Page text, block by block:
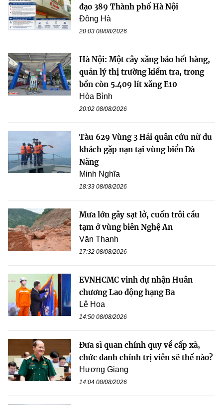
đạo 389 Thành phố Hà Nội
Đông Hà
20:03 08/08/2026
Hà Nội: Một cây xăng báo hết hàng,
quản lý thị trường kiểm tra, trong
bồn còn 5.409 lít xăng E10
Hòa Bình
20:02 08/08/2026
Tàu 629 Vùng 3 Hải quân cứu nữ du
khách gặp nạn tại vùng biển Đà
Nẵng
Minh Nghĩa
18:33 08/08/2026
Mưa lớn gây sạt lở, cuốn trôi cầu
tạm ở vùng biên Nghệ An
Văn Thanh
17:32 08/08/2026
EVNHCMC vinh dự nhận Huân
chương Lao động hạng Ba
Lê Hoa
14:50 08/08/2026
Đưa sĩ quan chính quy về cấp xã,
chức danh chính trị viên sẽ thế nào?
Hương Giang
14:04 08/08/2026